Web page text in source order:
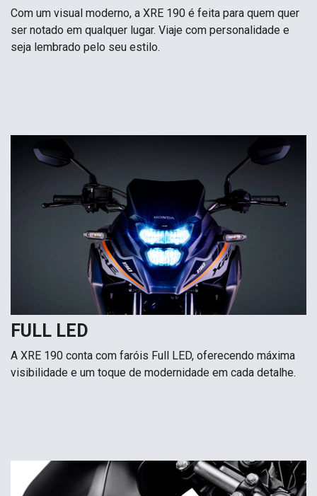
Com um visual moderno, a XRE 190 é feita para quem quer
ser notado em qualquer lugar. Viaje com personalidade e
seja lembrado pelo seu estilo.
FULL LED
A XRE 190 conta com faróis Full LED, oferecendo máxima
visibilidade e um toque de modernidade em cada detalhe.